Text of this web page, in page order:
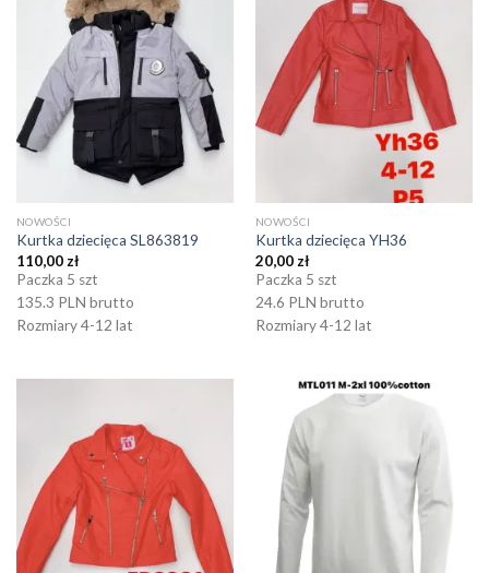
NOWOŚCI
Kurtka dziecięca SL863819
110,00 zł
Paczka 5 szt
135.3 PLN brutto
Rozmiary 4-12 lat
NOWOŚCI
Kurtka dziecięca YH36
20,00 zł
Paczka 5 szt
24.6 PLN brutto
Rozmiary 4-12 lat